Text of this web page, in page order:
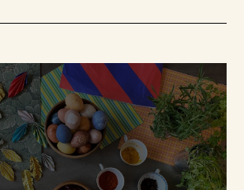
tillåta marknadsförings- och
för att se videon.
mina inställningar